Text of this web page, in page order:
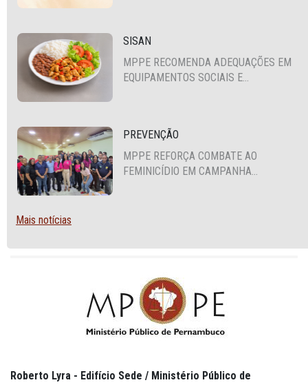
SISAN
MPPE RECOMENDA ADEQUAÇÕES EM
EQUIPAMENTOS SOCIAIS E
PREVENÇÃO
MPPE REFORÇA COMBATE AO
FEMINICÍDIO EM CAMPANHA
Mais notícias
Roberto Lyra - Edifício Sede / Ministério Público de